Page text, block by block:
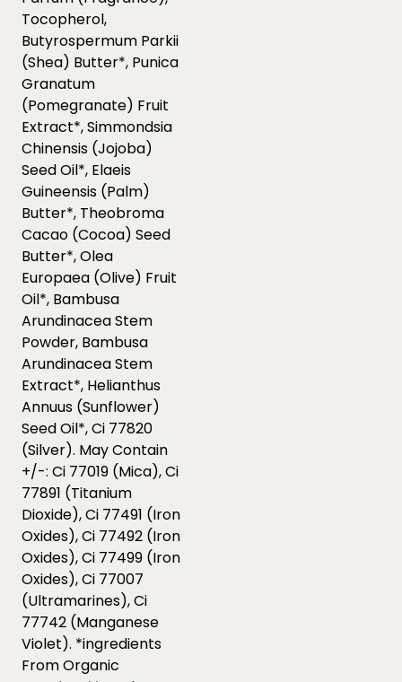
Tocopherol,
Butyrospermum Parkii
(Shea) Butter*, Punica
Granatum
(Pomegranate) Fruit
Extract*, Simmondsia
Chinensis (Jojoba)
Seed Oil*, Elaeis
Guineensis (Palm)
Butter*, Theobroma
Cacao (Cocoa) Seed
Butter*, Olea
Europaea (Olive) Fruit
Oil*, Bambusa
Arundinacea Stem
Powder, Bambusa
Arundinacea Stem
Extract*, Helianthus
Annuus (Sunflower)
Seed Oil*, Ci 77820
(Silver). May Contain
+/-: Ci 77019 (Mica), Ci
77891 (Titanium
Dioxide), Ci 77491 (Iron
Oxides), Ci 77492 (Iron
Oxides), Ci 77499 (Iron
Oxides), Ci 77007
(Ultramarines), Ci
77742 (Manganese
Violet). *ingredients
From Organic